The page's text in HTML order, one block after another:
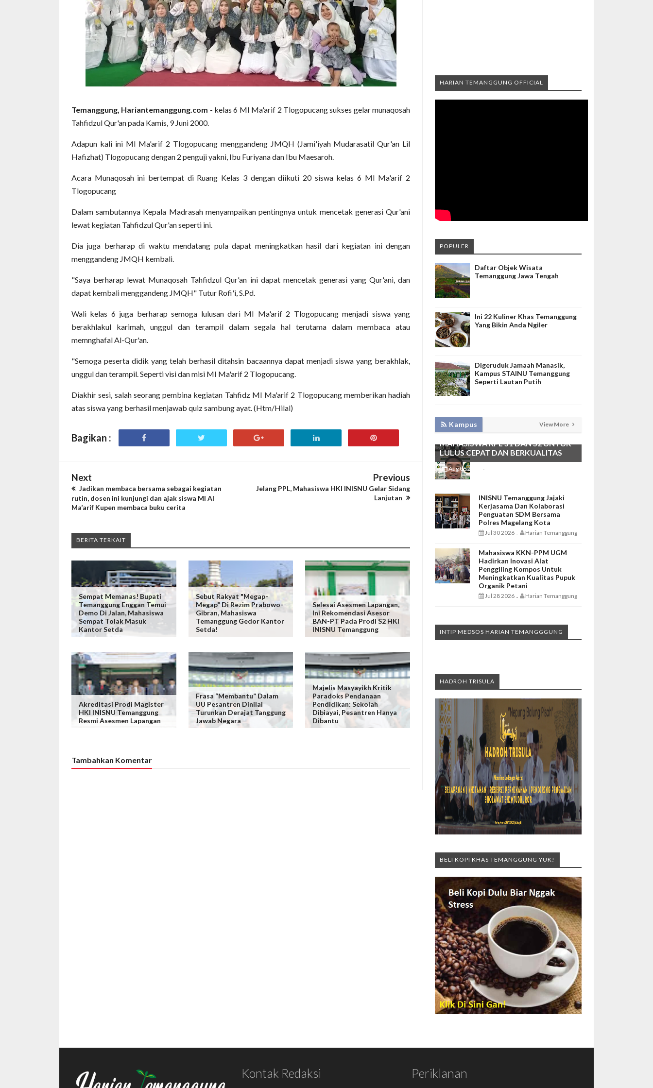
Temanggung, Hariantemanggung.com - kelas 6 MI Ma'arif 2 Tlogopucang sukses gelar munaqosah
Tahfidzul Qur'an pada Kamis, 9 Juni 2000.
Adapun kali ini MI Ma'arif 2 Tlogopucang menggandeng JMQH (Jami'iyah Mudarasatil Qur'an Lil
Hafizhat) Tlogopucang dengan 2 penguji yakni, Ibu Furiyana dan Ibu Maesaroh.
Acara Munaqosah ini bertempat di Ruang Kelas 3 dengan diikuti 20 siswa kelas 6 MI Ma'arif 2
Tlogopucang
Dalam sambutannya Kepala Madrasah menyampaikan pentingnya untuk mencetak generasi Qur'ani
lewat kegiatan Tahfidzul Qur'an seperti ini.
Dia juga berharap di waktu mendatang pula dapat meningkatkan hasil dari kegiatan ini dengan
menggandeng JMQH kembali.
"Saya berharap lewat Munaqosah Tahfidzul Qur'an ini dapat mencetak generasi yang Qur'ani, dan
dapat kembali menggandeng JMQH" Tutur Rofi'i, S.Pd.
Wali kelas 6 juga berharap semoga lulusan dari MI Ma'arif 2 Tlogopucang menjadi siswa yang
berakhlakul karimah, unggul dan terampil dalam segala hal terutama dalam membaca atau
memnghafal Al-Qur'an.
"Semoga peserta didik yang telah berhasil ditahsin bacaannya dapat menjadi siswa yang berakhlak,
unggul dan terampil. Seperti visi dan misi MI Ma'arif 2 Tlogopucang.
Diakhir sesi, salah seorang pembina kegiatan Tahfidz MI Ma'arif 2 Tlogopucang memberikan hadiah
atas siswa yang berhasil menjawab quiz sambung ayat. (Htm/Hilal)
Bagikan :
Next
Jadikan membaca bersama sebagai kegiatan
rutin, dosen ini kunjungi dan ajak siswa MI Al
Ma’arif Kupen membaca buku cerita
Previous
Jelang PPL, Mahasiswa HKI INISNU Gelar Sidang
Lanjutan
BERITA TERKAIT
Sempat Memanas! Bupati
Temanggung Enggan Temui
Demo Di Jalan, Mahasiswa
Sempat Tolak Masuk
Kantor Setda
Sebut Rakyat "Megap-
Megap" Di Rezim Prabowo-
Gibran, Mahasiswa
Temanggung Gedor Kantor
Setda!
Selesai Asesmen Lapangan,
Ini Rekomendasi Asesor
BAN-PT Pada Prodi S2 HKI
INISNU Temanggung
Akreditasi Prodi Magister
HKI INISNU Temanggung
Resmi Asesmen Lapangan
Frasa “Membantu” Dalam
UU Pesantren Dinilai
Turunkan Derajat Tanggung
Jawab Negara
Majelis Masyayikh Kritik
Paradoks Pendanaan
Pendidikan: Sekolah
Dibiayai, Pesantren Hanya
Dibantu
Tambahkan Komentar
HARIAN TEMANGGUNG OFFICIAL
POPULER
Daftar Objek Wisata
Temanggung Jawa Tengah
Ini 22 Kuliner Khas Temanggung
Yang Bikin Anda Ngiler
Digeruduk Jamaah Manasik,
Kampus STAINU Temanggung
Seperti Lautan Putih
Kampus View More
LAKUKAN BIMTEK RPL, INISNU
TEMANGGUNG SIAP FASILITASI
MAHASISWA RPL S1 DAN S2 UNTUK
LULUS CEPAT DAN BERKUALITAS
Aug 06 2026 -
INISNU Temanggung Jajaki
Kerjasama Dan Kolaborasi
Penguatan SDM Bersama
Polres Magelang Kota
Jul 30 2026 - Harian Temanggung
Mahasiswa KKN-PPM UGM
Hadirkan Inovasi Alat
Penggiling Kompos Untuk
Meningkatkan Kualitas Pupuk
Organik Petani
Jul 28 2026 - Harian Temanggung
INTIP MEDSOS HARIAN TEMANGGGUNG
HADROH TRISULA
BELI KOPI KHAS TEMANGGUNG YUK!
Kontak Redaksi Periklanan